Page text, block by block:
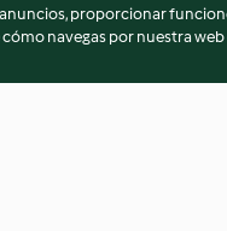
proporcionar
navegas por nuestra web